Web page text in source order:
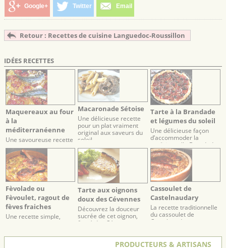
Google+ Twitter Email
Retour : Recettes de cuisine Languedoc-Roussillon
IDÉES RECETTES
Maquereaux au four
à la
méditerranéenne
Une savoureuse recette
aux parfums
méditerranéens.
Macaronade Sétoise
Une délicieuse recette
pour un plat vraiment
original aux saveurs du
soleil
Tarte à la Brandade
et légumes du soleil
Une délicieuse façon
d’accommoder la
traditionnelle Brandade
de Morue Nîmoise
Fèvolade ou
Fèvoulet, ragout de
fèves fraiches
Une recette simple,
du cassoulet
Tarte aux oignons
doux des Cévennes
Découvrez la douceur
sucrée de cet oignon,
fierté des Cévennes.
Cassoulet de
Castelnaudary
La recette traditionnelle
du cassoulet de
Castelnaudary
PRODUCTEURS & ARTISANS